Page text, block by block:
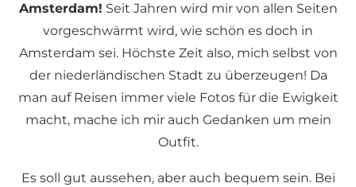
Amsterdam! Seit Jahren wird mir von allen Seiten
vorgeschwärmt wird, wie schön es doch in
Amsterdam sei. Höchste Zeit also, mich selbst von
der niederländischen Stadt zu überzeugen! Da
man auf Reisen immer viele Fotos für die Ewigkeit
macht, mache ich mir auch Gedanken um mein
Outfit.
Es soll gut aussehen, aber auch bequem sein. Bei